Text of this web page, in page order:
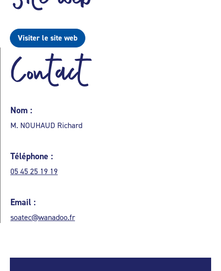
Visiter le site web
Contact
Nom :
M. NOUHAUD Richard
Téléphone :
05 45 25 19 19
Email :
soatec@wanadoo.fr